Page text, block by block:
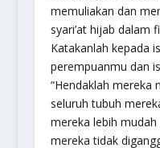
memuliakan dan
syari’at hijab dalam
Katakanlah kepada
perempuanmu dan
“Hendaklah mereka
seluruh tubuh
mereka lebih
mereka tidak